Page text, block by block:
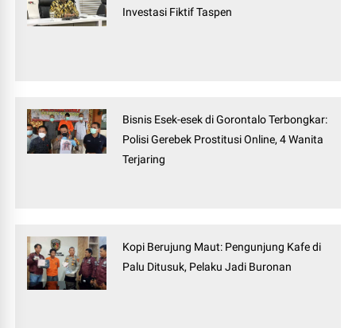
Investasi Fiktif Taspen
Bisnis Esek-esek di Gorontalo Terbongkar:
Polisi Gerebek Prostitusi Online, 4 Wanita
Terjaring
Kopi Berujung Maut: Pengunjung Kafe di
Palu Ditusuk, Pelaku Jadi Buronan